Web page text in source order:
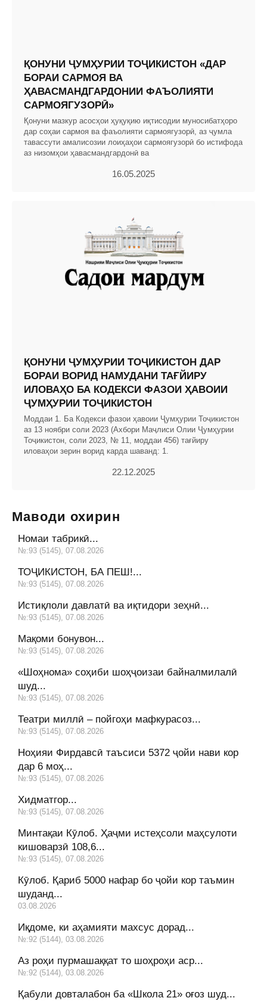
ҚОНУНИ ҶУМҲУРИИ ТОҶИКИСТОН «ДАР
БОРАИ САРМОЯ ВА
ҲАВАСМАНДГАРДОНИИ ФАЪОЛИЯТИ
САРМОЯГУЗОРӢ»
Қонуни мазкур асосҳои ҳуқуқию иқтисодии муносибатҳоро
дар соҳаи сармоя ва фаъолияти сармоягузорӣ, аз ҷумла
тавассути амалисозии лоиҳаҳои сармоягузорӣ бо истифода
аз низомҳои ҳавасмандгардонӣ ва
16.05.2025
ҚОНУНИ ҶУМҲУРИИ ТОҶИКИСТОН ДАР
БОРАИ ВОРИД НАМУДАНИ ТАҒЙИРУ
ИЛОВАҲО БА КОДЕКСИ ФАЗОИ ҲАВОИИ
ҶУМҲУРИИ ТОҶИКИСТОН
Моддаи 1. Ба Кодекси фазои ҳавоии Ҷумҳурии Тоҷикистон
аз 13 ноябри соли 2023 (Ахбори Маҷлиси Олии Ҷумҳурии
Тоҷикистон, соли 2023, № 11, моддаи 456) тағйиру
иловаҳои зерин ворид карда шаванд: 1.
22.12.2025
Маводи охирин
Номаи табрикӣ...
№:93 (5145), 07.08.2026
ТОҶИКИСТОН, БА ПЕШ!...
№:93 (5145), 07.08.2026
Истиқлоли давлатӣ ва иқтидори зеҳнӣ...
№:93 (5145), 07.08.2026
Мақоми бонувон...
№:93 (5145), 07.08.2026
«Шоҳнома» соҳиби шоҳҷоизаи байналмилалӣ
шуд...
№:93 (5145), 07.08.2026
Театри миллӣ – пойгоҳи мафкурасоз...
№:93 (5145), 07.08.2026
Ноҳияи Фирдавсӣ таъсиси 5372 ҷойи нави кор
дар 6 моҳ...
№:93 (5145), 07.08.2026
Хидматгор...
№:93 (5145), 07.08.2026
Минтақаи Кӯлоб. Ҳаҷми истеҳсоли маҳсулоти
кишоварзӣ 108,6...
№:93 (5145), 07.08.2026
Кӯлоб. Қариб 5000 нафар бо ҷойи кор таъмин
шуданд...
03.08.2026
Иқдоме, ки аҳамияти махсус дорад...
№:92 (5144), 03.08.2026
Аз роҳи пурмашаққат то шоҳроҳи аср...
№:92 (5144), 03.08.2026
Қабули довталабон ба «Школа 21» оғоз шуд...